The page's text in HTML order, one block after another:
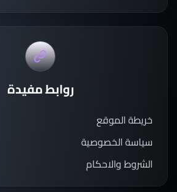
روابط مفيدة
خريطة الموقع
سياسة الخصوصية
الشروط والاحكام